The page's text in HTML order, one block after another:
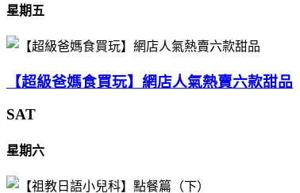
星期五
【超級爸媽食買玩】網店人氣熱賣六款甜品
SAT
星期六